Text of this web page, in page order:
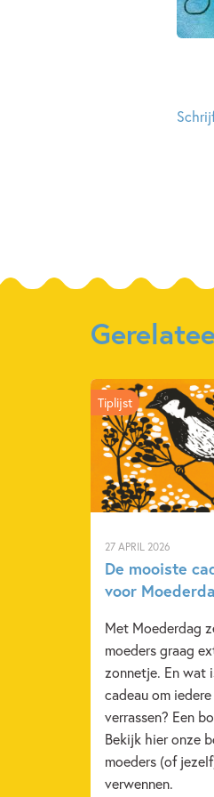
27 APRIL 2026
De mooiste
voor
Met Moederdag
moeders graag
zonnetje. En wat
cadeau om
verrassen? Een
Bekijk hier onze
moeders (of
verwennen.
Tiplijst